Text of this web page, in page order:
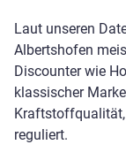
Laut unseren
Albertshofen
Discounter wie
klassischer
reguliert.